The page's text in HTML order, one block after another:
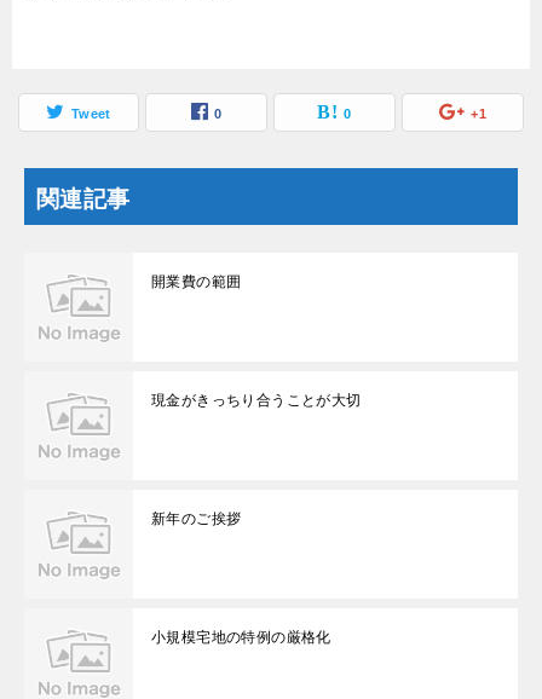
Tweet 0 0 +1
関連記事
開業費の範囲
現金がきっちり合うことが大切
新年のご挨拶
小規模宅地の特例の厳格化